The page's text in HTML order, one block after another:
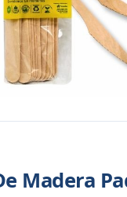
Madera